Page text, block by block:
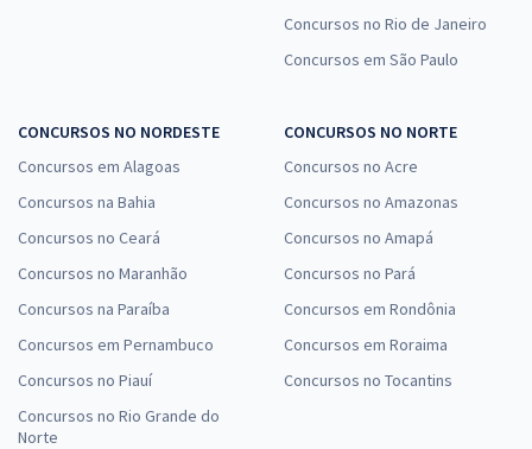
Concursos no Rio de Janeiro
Concursos em São Paulo
CONCURSOS NO NORDESTE
Concursos em Alagoas
Concursos na Bahia
Concursos no Ceará
Concursos no Maranhão
Concursos na Paraíba
Concursos em Pernambuco
Concursos no Piauí
Concursos no Rio Grande do
Norte
CONCURSOS NO NORTE
Concursos no Acre
Concursos no Amazonas
Concursos no Amapá
Concursos no Pará
Concursos em Rondônia
Concursos em Roraima
Concursos no Tocantins